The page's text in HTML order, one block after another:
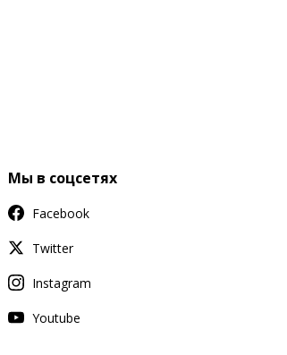
Мы в соцсетях
Facebook
Twitter
Instagram
Youtube